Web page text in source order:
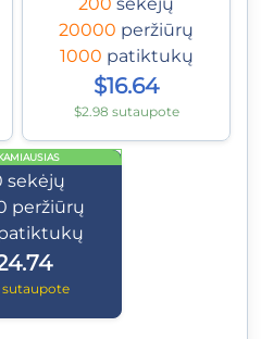
20000 peržiūrų
1000 patiktukų
$16.64
$2.98 sutaupote
sekėjų
peržiūrų
sutaupote